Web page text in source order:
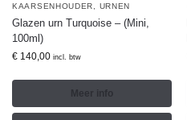
KAARSENHOUDER
URNEN
Glazen urn Turquoise – (Mini,
100ml)
€ 140,00 incl. btw
Meer info